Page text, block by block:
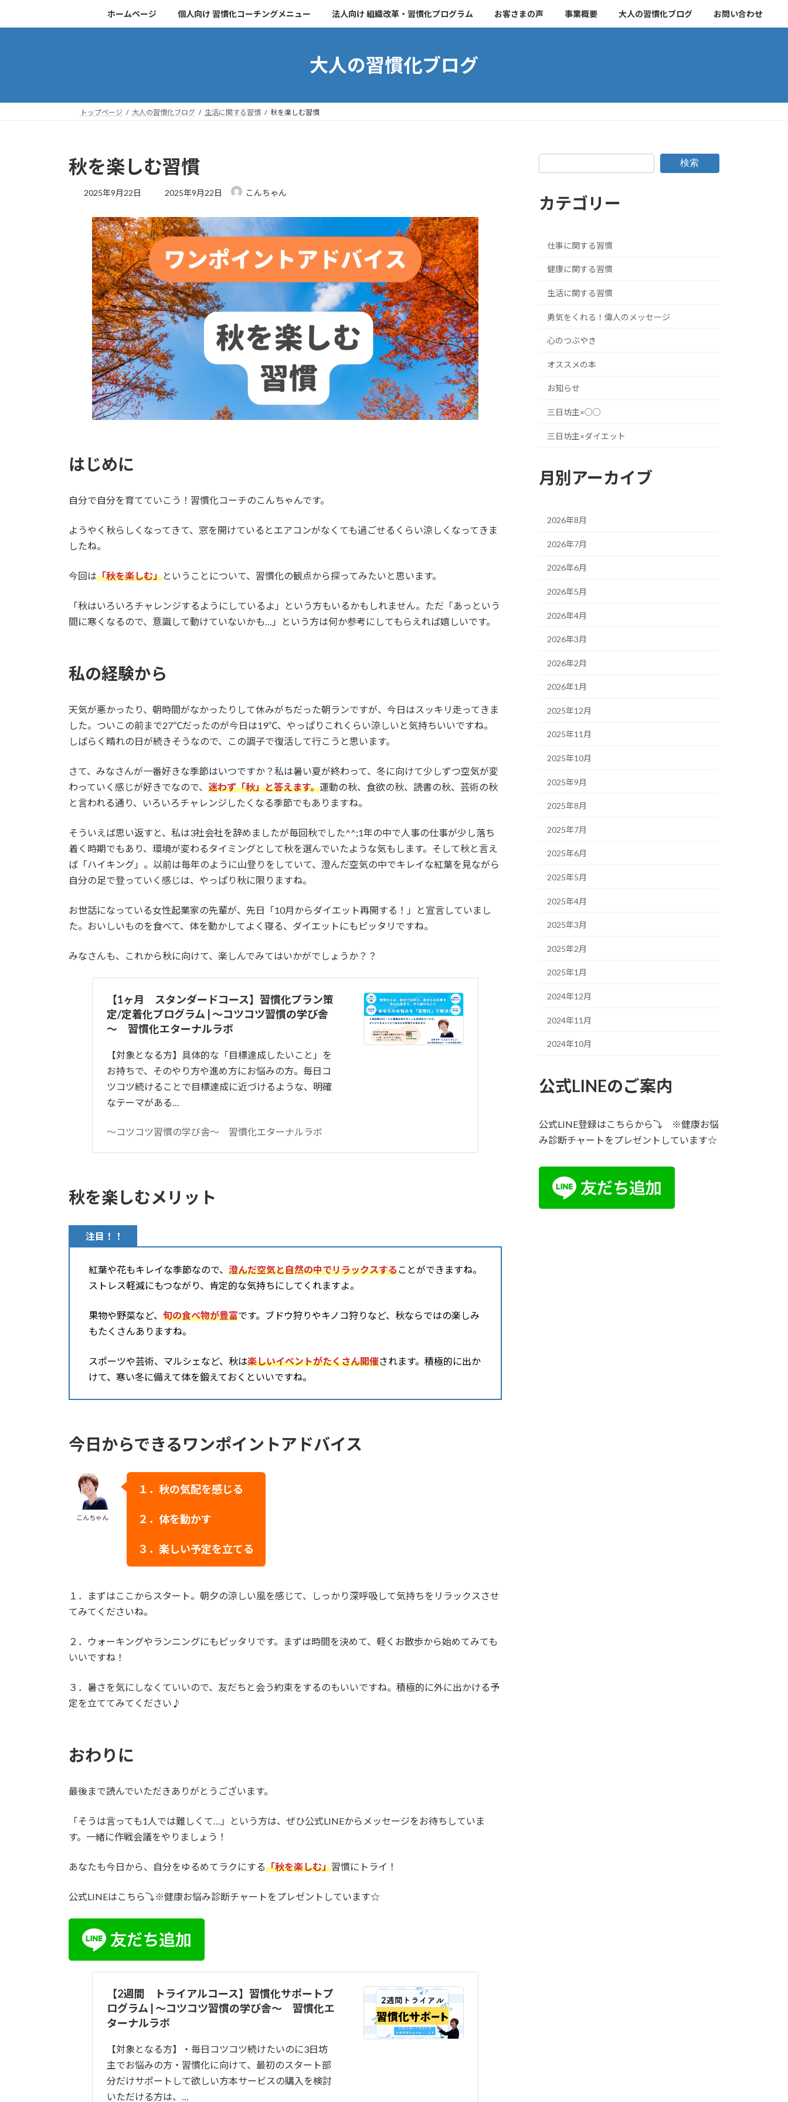
キ
に
ホームページ 個人向け 習慣化コーチングメニュー 法人向け 組織改革・習慣化プログラム お客さまの声 事業概要 大人の習慣化ブログ お問い合わせ
大人の習慣化ブログ
トップページ 大人の習慣化ブログ 生活に関する習慣 秋を楽しむ習慣
秋を楽しむ習慣
2025年9月22日
最
新
日
:
2025年9月22日 こんちゃん
はじめに
自分で自分を育てていこう！習慣化コーチのこんちゃんです。
ようやく秋らしくなってきて、窓を開けているとエアコンがなくても過ごせるくらい涼しくなってきま
したね。
今回は「秋を楽しむ」ということについて、習慣化の観点から探ってみたいと思います。
「秋はいろいろチャレンジするようにしているよ」という方もいるかもしれません。ただ「あっという
間に寒くなるので、意識して動けていないかも…」という方は何か参考にしてもらえれば嬉しいです。
私の経験から
天気が悪かったり、朝時間がなかったりして休みがちだった朝ランですが、今日はスッキリ走ってきま
した。ついこの前まで27℃だったのが今日は19℃、やっぱりこれくらい涼しいと気持ちいいですね。
しばらく晴れの日が続きそうなので、この調子で復活して行こうと思います。
さて、みなさんが一番好きな季節はいつですか？私は暑い夏が終わって、冬に向けて少しずつ空気が変
わっていく感じが好きでなので、 迷わず「秋」と答えます。運動の秋、食欲の秋、読書の秋、芸術の秋
と言われる通り、いろいろチャレンジしたくなる季節でもありますね。
そういえば思い返すと、私は3社会社を辞めましたが毎回秋でした^^;1年の中で人事の仕事が少し落ち
着く時期でもあり、環境が変わるタイミングとして秋を選んでいたような気もします。そして秋と言え
ば「ハイキング」。以前は毎年のように山登りをしていて、澄んだ空気の中でキレイな紅葉を見ながら
自分の足で登っていく感じは、やっぱり秋に限りますね。
お世話になっている女性起業家の先輩が、先日「10月からダイエット再開する！」と宣言していまし
た。おいしいものを食べて、体を動かしてよく寝る、ダイエットにもピッタリですね。
みなさんも、これから秋に向けて、楽しんでみてはいかがでしょうか？？
【1ヶ月 スタンダードコース】習慣化プラン策
定/定着化プログラム | ～コツコツ習慣の学び舎
～ 習慣化エターナルラボ
【対象となる方】具体的な「目標達成したいこと」を
お持ちで、そのやり方や進め方にお悩みの方。毎日コ
ツコツ続けることで目標達成に近づけるような、明確
なテーマがある…
～コツコツ習慣の学び舎～ 習慣化エターナルラボ
秋を楽しむメリット
注目！！
紅葉や花もキレイな季節なので、 澄んだ空気と自然の中でリラックスすることができますね。
ストレス軽減にもつながり、肯定的な気持ちにしてくれますよ。
果物や野菜など、 旬の食べ物が豊富です。ブドウ狩りやキノコ狩りなど、秋ならではの楽しみ
もたくさんありますね。
スポーツや芸術、マルシェなど、秋は楽しいイベントがたくさん開催されます。積極的に出か
けて、寒い冬に備えて体を鍛えておくといいですね。
今日からできるワンポイントアドバイス
こんちゃん
１．秋の気配を感じる
２ ．体を動かす
３ ．楽しい予定を立てる
１．まずはここからスタート。朝夕の涼しい風を感じて、しっかり深呼吸して気持ちをリラックスさせ
てみてくださいね。
２．ウォーキングやランニングにもピッタリです。まずは時間を決めて、軽くお散歩から始めてみても
いいですね！
３．暑さを気にしなくていいので、友だちと会う約束をするのもいいですね。積極的に外に出かける予
定を立ててみてください♪
おわりに
最後まで読んでいただきありがとうございます。
「そうは言っても1人では難しくて…」という方は、ぜひ公式LINEからメッセージをお待ちしていま
す。一緒に作戦会議をやりましょう！
あなたも今日から、自分をゆるめてラクにする「秋を楽しむ」習慣にトライ！
公式LINEはこちら⤵※健康お悩み診断チャートをプレゼントしています☆
【2週間 トライアルコース】習慣化サポートプ
ログラム | ～コツコツ習慣の学び舎～ 習慣化エ
ターナルラボ
【対象となる方】・毎日コツコツ続けたいのに3日坊
主でお悩みの方・習慣化に向けて、最初のスタート部
分だけサポートして欲しい方本サービスの購入を検討
いただける方は、…
検索
カテゴリー
仕事に関する習慣
健康に関する習慣
生活に関する習慣
勇気をくれる！偉人のメッセージ
心のつぶやき
オススメの本
お知らせ
三日坊主×○○
三日坊主×ダイエット
月別アーカイブ
2026年8月
2026年7月
2026年6月
2026年5月
2026年4月
2026年3月
2026年2月
2026年1月
2025年12月
2025年11月
2025年10月
2025年9月
2025年8月
2025年7月
2025年6月
2025年5月
2025年4月
2025年3月
2025年2月
2025年1月
2024年12月
2024年11月
2024年10月
公式LINEのご案内
公式LINE登録はこちらから⤵ ※健康お悩
み診断チャートをプレゼントしています☆